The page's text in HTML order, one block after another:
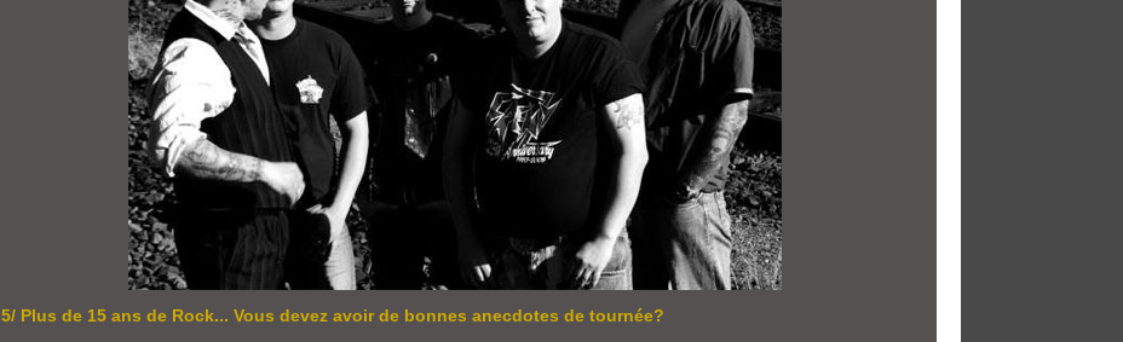
5/ Plus de 15 ans de Rock... Vous devez avoir de bonnes anecdotes de tournée?